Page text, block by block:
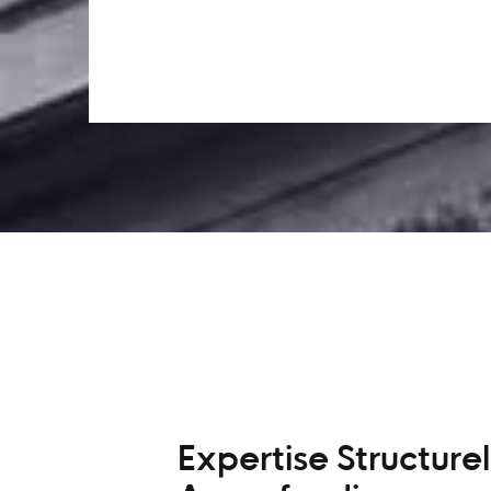
Expertise